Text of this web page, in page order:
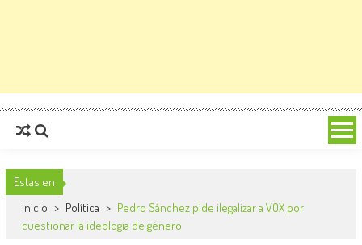
Estas en
Inicio > Política > Pedro Sánchez pide ilegalizar a VOX por
cuestionar la ideología de género